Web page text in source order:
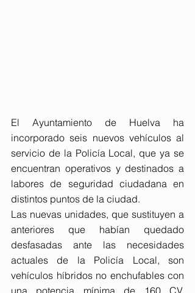
El Ayuntamiento de Huelva ha
incorporado seis nuevos vehículos al
servicio de la Policía Local, que ya se
encuentran operativos y destinados a
labores de seguridad ciudadana en
distintos puntos de la ciudad.
Las nuevas unidades, que sustituyen a
anteriores que habían quedado
desfasadas ante las necesidades
actuales de la Policía Local, son
vehículos híbridos no enchufables con
una potencia mínima de 160 CV,